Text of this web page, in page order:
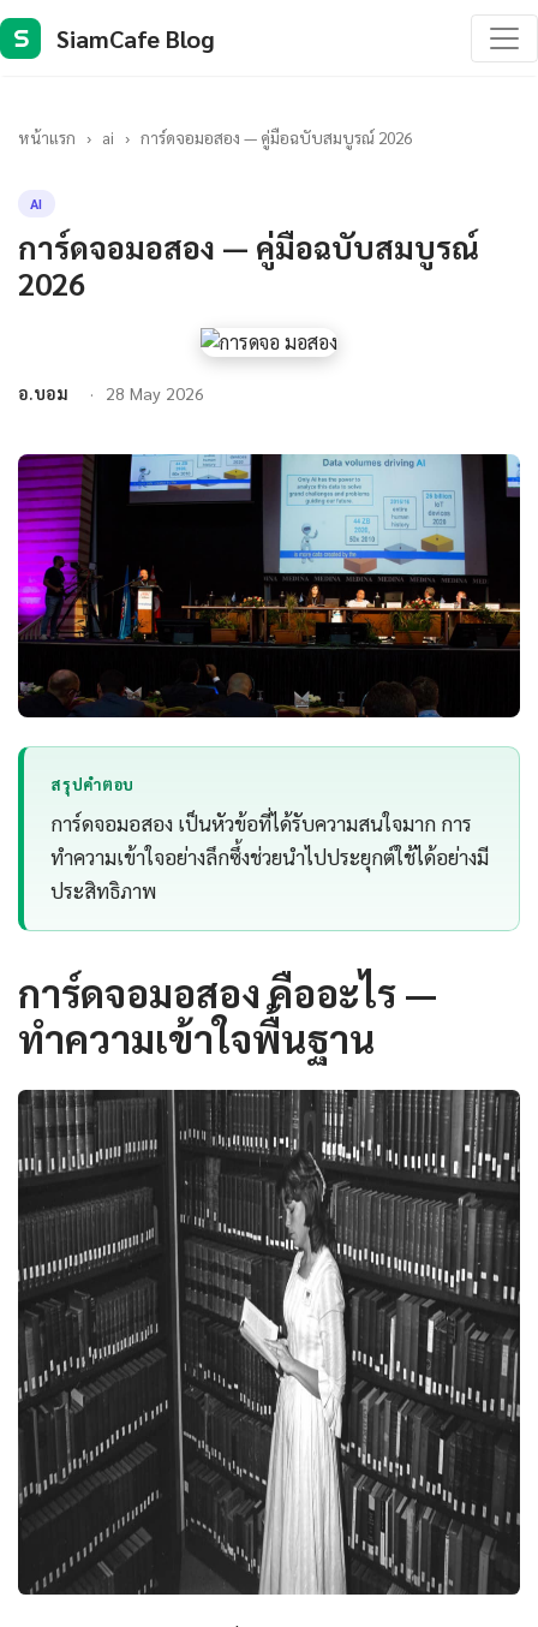
S SiamCafe Blog
หน้าแรก › ai › การ์ดจอมอสอง — คู่มือฉบับสมบูรณ์ 2026
AI
การ์ดจอมอสอง — คู่มือฉบับสมบูรณ์
2026
อ.บอม 28 May 2026
สรุปคำตอบ
การ์ดจอมอสอง เป็นหัวข้อที่ได้รับความสนใจมาก การ
ทำความเข้าใจอย่างลึกซึ้งช่วยนำไปประยุกต์ใช้ได้อย่างมี
ประสิทธิภาพ
การ์ดจอมอสอง คืออะไร —
ทำความเข้าใจพื้นฐาน